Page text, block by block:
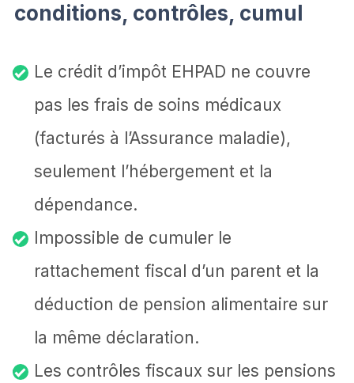
conditions, contrôles, cumul
Le crédit d’impôt EHPAD ne couvre
pas les frais de soins médicaux
(facturés à l’Assurance maladie),
seulement l’hébergement et la
dépendance.
Impossible de cumuler le
rattachement fiscal d’un parent et la
déduction de pension alimentaire sur
la même déclaration.
Les contrôles fiscaux sur les pensions